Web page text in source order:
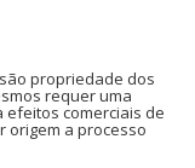
propriedade dos
requer uma
efeitos comerciais de
origem a processo